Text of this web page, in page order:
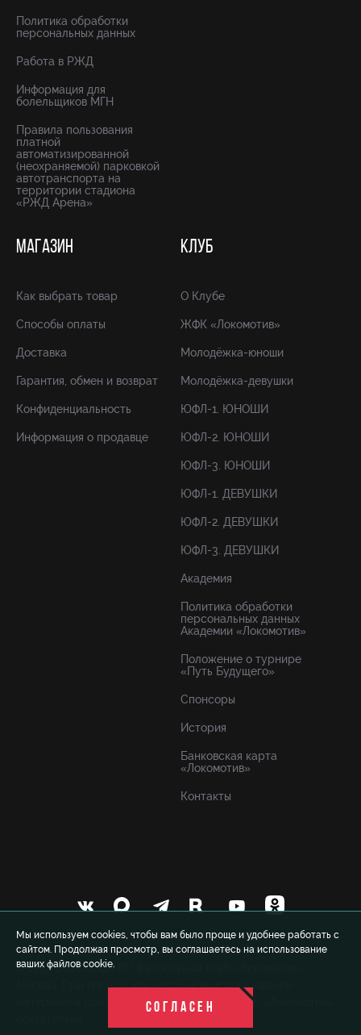
Мы используем cookies, чтобы вам было проще и удобнее работать с
сайтом. Продолжая просмотр, вы соглашаетесь на использование
ваших файлов cookie.
СОГЛАСЕН
Политика обработки
персональных данных
Работа в РЖД
Информация для
болельщиков МГН
Правила пользования
платной
автоматизированной
(неохраняемой) парковкой
автотранспорта на
территории стадиона
«РЖД Арена»
МАГАЗИН
Как выбрать товар
Способы оплаты
Доставка
Гарантия, обмен и возврат
Конфиденциальность
Информация о продавце
КЛУБ
О Клубе
ЖФК «Локомотив»
Молодёжка-юноши
Молодёжка-девушки
ЮФЛ-1. ЮНОШИ
ЮФЛ-2. ЮНОШИ
ЮФЛ-3. ЮНОШИ
ЮФЛ-1. ДЕВУШКИ
ЮФЛ-2. ДЕВУШКИ
ЮФЛ-3. ДЕВУШКИ
Академия
Политика обработки
персональных данных
Академии «Локомотив»
Положение о турнире
«Путь Будущего»
Спонсоры
История
Банковская карта
«Локомотив»
Контакты
© 1999-2026 FCLM.RU Футбольный клуб «Локомотив»
Москва. При полном или частичном использовании
материалов ссылка на официальный сайт ФК «Локомотив»